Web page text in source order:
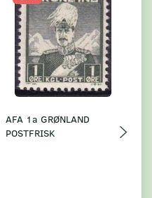
AFA 1a GRØNLAND
POSTFRISK